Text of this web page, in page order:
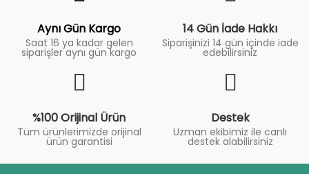
Aynı Gün Kargo
Saat 16 ya kadar gelen
siparişler aynı gün kargo
14 Gün İade Hakkı
Siparişinizi 14 gün içinde iade
edebilirsiniz
%100 Orijinal Ürün
Tüm ürünlerimizde orijinal
ürün garantisi
Destek
Uzman ekibimiz ile canlı
destek alabilirsiniz